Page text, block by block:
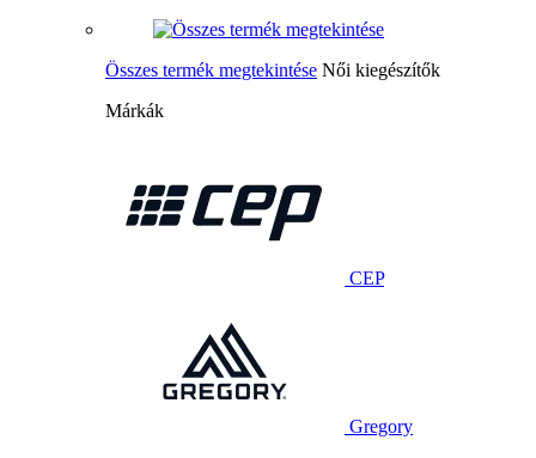
Összes termék megtekintése Női kiegészítők
Márkák
CEP
Gregory